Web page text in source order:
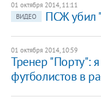
01 октября 2014, 11:11
ВИДЕО
ПСЖ убил
01 октября 2014, 10:59
Тренер "Порту":
футболистов в